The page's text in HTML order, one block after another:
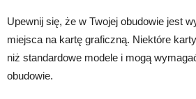
Upewnij się, że w Twojej obudowie jest
miejsca na kartę graficzną. Niektóre
niż standardowe modele i mogą
obudowie.